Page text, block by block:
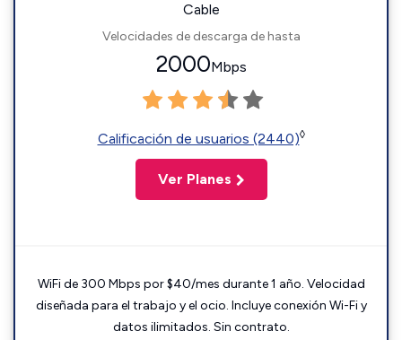
Cable
Velocidades de descarga de hasta
2000Mbps
Calificación de usuarios (2440)◊
Ver Planes
WiFi de 300 Mbps por $40/mes durante 1 año. Velocidad
diseñada para el trabajo y el ocio. Incluye conexión Wi-Fi y
datos ilimitados. Sin contrato.